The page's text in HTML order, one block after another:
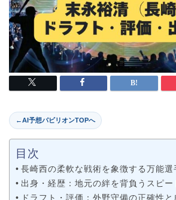
←AI予想パビリオンTOPへ
目次
長崎西の柔軟な戦術を象徴する万能選
出身・経歴：地元の絆を背負うスピー
ドラフト・評価：外野守備の正確性